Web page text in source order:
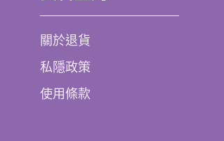
關於退貨
私隱政策
使用條款